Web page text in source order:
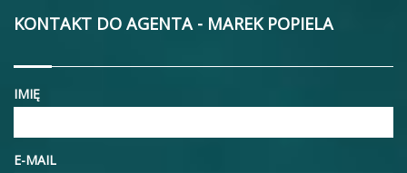
KONTAKT DO AGENTA - MAREK POPIELA
IMIĘ
E-MAIL